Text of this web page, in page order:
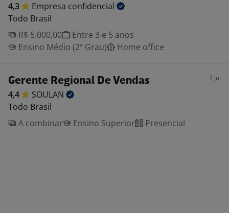
4,3 Empresa confidencial
Todo Brasil
R$ 5.000,00
Entre 3 e 5 anos
Ensino Médio (2º Grau)
Home office
Gerente Regional De Vendas 7 jul
4,4
SOULAN
Todo Brasil
A combinar
Ensino Superior Presencial